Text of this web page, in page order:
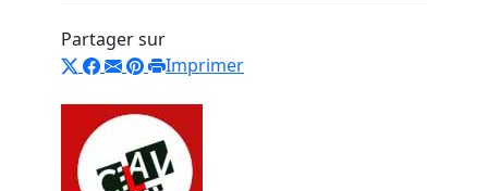
Partager sur
Imprimer